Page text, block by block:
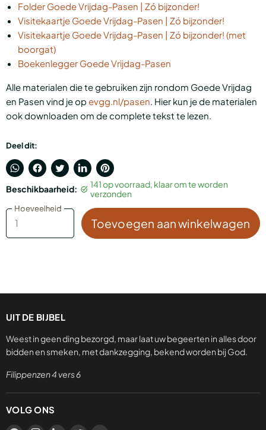
Folder Goede Vrijdag-Pasen | Zó bijzonder!
Visitekaartje Goede Vrijdag-Pasen | Zó bijzonder!
Visitekaartje Goede Vrijdag-Pasen | Zó bijzonder! (met
boorgat)
Boekenlegger Goede Vrijdag-Pasen
Alle materialen die te gebruiken zijn rondom Goede Vrijdag
en Pasen vind je opevgg.nl/pasen. Hier kun je de materialen
ook downloaden om de complete tekst te lezen.
Deel dit:
Translation
missing:
nl.general.accessibility.share_on_whatsapp
Delen
via
Tweet
op
Deel
op
LinkedIn
Pin
op
Pinterest
Beschikbaarheid:
141 op voorraad, klaar om te worden
verzonden
Hoeveelheid
Hoeveelheid
Toevoegen aan winkelwagen
UIT DE BIJBEL
Weest in geen ding bezorgd, maar laat uw begeerten in alles door
bidden en smeken, met dankzegging, bekend worden bij God.
Filippenzen 4 vers 6
VOLG ONS